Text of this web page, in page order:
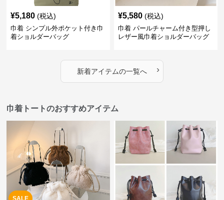
¥5,180 (税込)
巾着 シンプル外ポケット付き巾
着ショルダーバッグ
¥5,580 (税込)
巾着 パールチャーム付き型押し
レザー風巾着ショルダーバッグ
新着アイテムの一覧へ ›
巾着トートのおすすめアイテム
SALE